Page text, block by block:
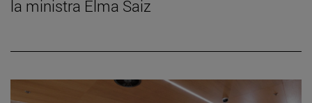
la ministra Elma Saiz